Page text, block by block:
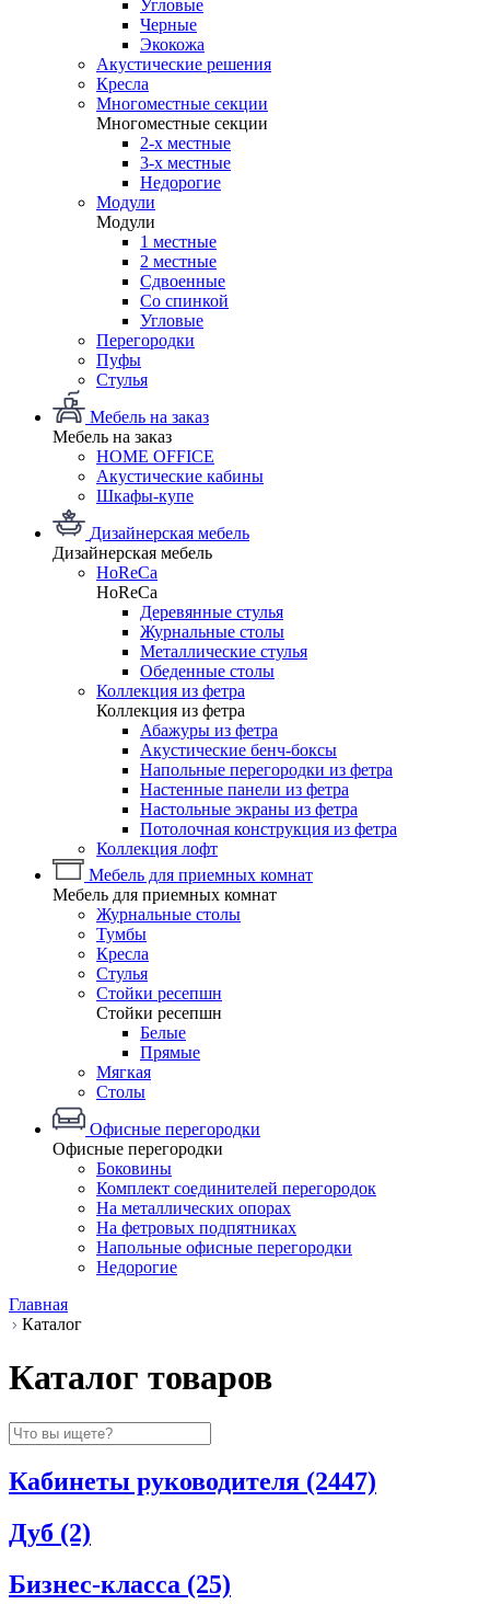
Угловые
Черные
Экокожа
Акустические решения
Кресла
Многоместные секции
Многоместные секции
2-х местные
3-х местные
Недорогие
Модули
Модули
1 местные
2 местные
Сдвоенные
Со спинкой
Угловые
Перегородки
Пуфы
Стулья
Мебель на заказ
Мебель на заказ
HOME OFFICE
Акустические кабины
Шкафы-купе
Дизайнерская мебель
Дизайнерская мебель
HoReCa
HoReCa
Деревянные стулья
Журнальные столы
Металлические стулья
Обеденные столы
Коллекция из фетра
Коллекция из фетра
Абажуры из фетра
Акустические бенч-боксы
Напольные перегородки из фетра
Настенные панели из фетра
Настольные экраны из фетра
Потолочная конструкция из фетра
Коллекция лофт
Мебель для приемных комнат
Мебель для приемных комнат
Журнальные столы
Тумбы
Кресла
Стулья
Стойки ресепшн
Стойки ресепшн
Белые
Прямые
Мягкая
Столы
Офисные перегородки
Офисные перегородки
Боковины
Комплект соединителей перегородок
На металлических опорах
На фетровых подпятниках
Напольные офисные перегородки
Недорогие
Главная
Каталог
Каталог товаров
Кабинеты руководителя (2447)
Дуб (2)
Бизнес-класса (25)